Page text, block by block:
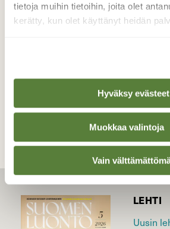
tietoja muihin tietoihin, joita olet
kerätty, kun olet käyttänyt heidän
Hyväksy evästeet
Muokkaa valintoja
Vain
Valokuvaaja: Reijo
TAKAISIN
LEHTI
Uusin